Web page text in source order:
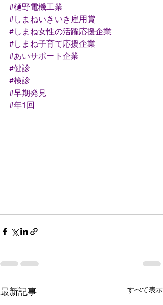
#樋野電機工業
#しまねいきいき雇用賞
#しまね女性の活躍応援企業
#しまね子育て応援企業
#あいサポート企業
#健診
#検診
#早期発見
#年1回
最新記事 すべて表示